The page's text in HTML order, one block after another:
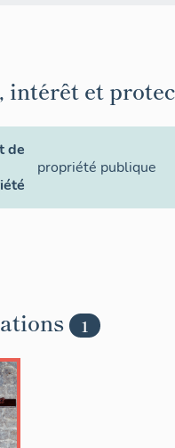
intérêt et
de
propriété publique
1